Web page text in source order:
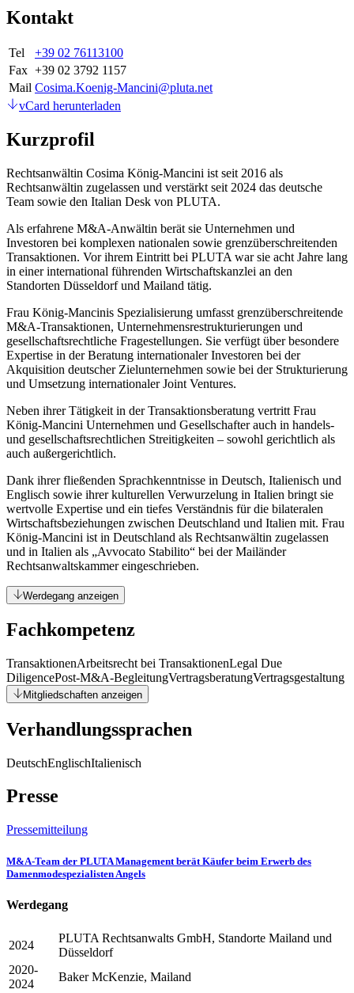
Kontakt
Tel
+39 02 76113100
Fax +39 02 3792 1157
Mail Cosima.Koenig-Mancini@pluta.net
vCard herunterladen
Kurzprofil
Rechtsanwältin Cosima König-Mancini ist seit 2016 als
Rechtsanwältin zugelassen und verstärkt seit 2024 das deutsche
Team sowie den Italian Desk von PLUTA.
Als erfahrene M&A-Anwältin berät sie Unternehmen und
Investoren bei komplexen nationalen sowie grenzüberschreitenden
Transaktionen. Vor ihrem Eintritt bei PLUTA war sie acht Jahre lang
in einer international führenden Wirtschaftskanzlei an den
Standorten Düsseldorf und Mailand tätig.
Frau König-Mancinis Spezialisierung umfasst grenzüberschreitende
M&A-Transaktionen, Unternehmensrestrukturierungen und
gesellschaftsrechtliche Fragestellungen. Sie verfügt über besondere
Expertise in der Beratung internationaler Investoren bei der
Akquisition deutscher Zielunternehmen sowie bei der Strukturierung
und Umsetzung internationaler Joint Ventures.
Neben ihrer Tätigkeit in der Transaktionsberatung vertritt Frau
König-Mancini Unternehmen und Gesellschafter auch in handels-
und gesellschaftsrechtlichen Streitigkeiten – sowohl gerichtlich als
auch außergerichtlich.
Dank ihrer fließenden Sprachkenntnisse in Deutsch, Italienisch und
Englisch sowie ihrer kulturellen Verwurzelung in Italien bringt sie
wertvolle Expertise und ein tiefes Verständnis für die bilateralen
Wirtschaftsbeziehungen zwischen Deutschland und Italien mit. Frau
König-Mancini ist in Deutschland als Rechtsanwältin zugelassen
und in Italien als „Avvocato Stabilito“ bei der Mailänder
Rechtsanwaltskammer eingeschrieben.
Werdegang anzeigen
Fachkompetenz
TransaktionenArbeitsrecht bei TransaktionenLegal Due
DiligencePost-M&A-BegleitungVertragsberatungVertragsgestaltung
Mitgliedschaften anzeigen
Verhandlungssprachen
DeutschEnglischItalienisch
Presse
Pressemitteilung
M&A-Team der PLUTA Management berät Käufer beim Erwerb des
Damenmodespezialisten Angels
Werdegang
2024
PLUTA Rechtsanwalts GmbH, Standorte Mailand und
Düsseldorf
2020-
2024
Baker McKenzie, Mailand